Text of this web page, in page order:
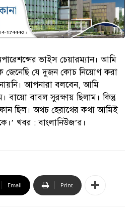
ভাইস চেয়ারম্যান। আমি
জেনেছি যে দুজন কোচ নিয়োগ করা
আপনারা বলবেন, আমি
বায়ো বাবল সুরক্ষায় ছিলাম। কিন্তু
ছিল। অথচ হেরাথের কথা আমিই
খবর : বাংলানিউজ’র।
Email Print